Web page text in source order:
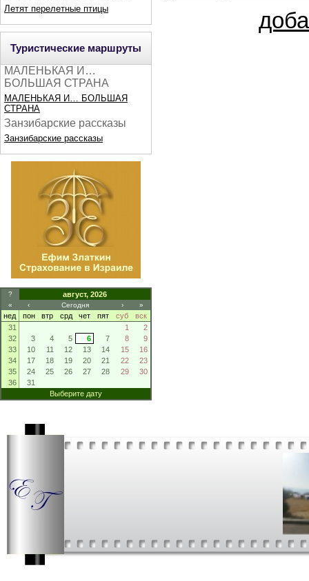
Летят перелетные птицы
Туристические маршруты
МАЛЕНЬКАЯ И…
БОЛЬШАЯ СТРАНА
МАЛЕНЬКАЯ И… БОЛЬШАЯ
СТРАНА
Занзибарские рассказы
Занзибарские рассказы
? август, 2026
« ‹ Сегодня › »
нед пон втр срд чет пят суб
вск
31
1
2
32
3 4 5 6 7 8
9
33
10 11 12 13 14 15
16
34
17 18 19 20 21 22
23
35
24 25 26 27 28 29
30
36
31
Выберите дату